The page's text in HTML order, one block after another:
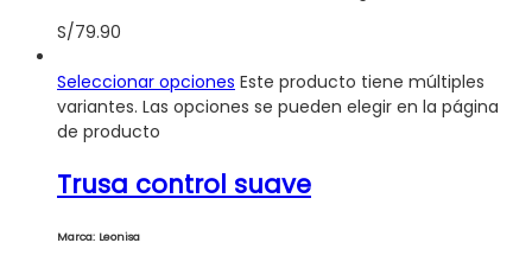
S/79.90
Seleccionar opciones Este producto tiene múltiples
variantes. Las opciones se pueden elegir en la página
de producto
Trusa control suave
Marca: Leonisa